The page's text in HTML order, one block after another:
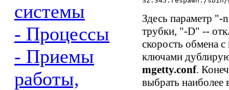
системы
- Процессы
- Приемы
работы,
Здесь параметр "-
трубки, "-D" --
скорость обмена
ключами
mgetty.conf.
выбрать наиболее